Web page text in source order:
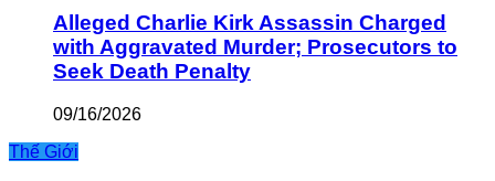
Alleged Charlie Kirk Assassin Charged
with Aggravated Murder; Prosecutors to
Seek Death Penalty
09/16/2026
Thế Giới